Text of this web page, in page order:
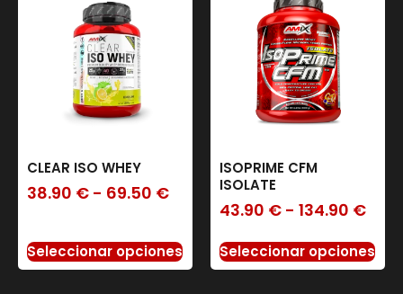
CLEAR ISO WHEY
38.90 € - 69.50 €
Seleccionar opciones
ISOPRIME CFM
ISOLATE
43.90 € - 134.90 €
Seleccionar opciones